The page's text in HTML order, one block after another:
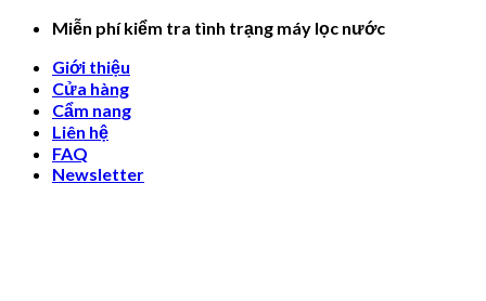
Skip
content
Miễn phí kiểm tra tình trạng máy lọc nước
Giới thiệu
Cửa hàng
Cẩm nang
Liên hệ
FAQ
Newsletter